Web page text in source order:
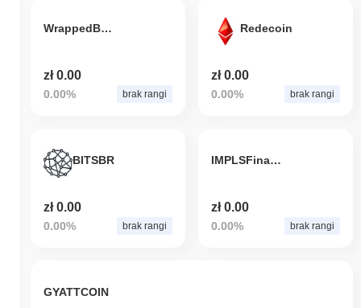
WrappedBONES
zł 0.00
0.00% brak rangi
Redecoin
zł 0.00
0.00% brak rangi
BITSBR
zł 0.00
0.00% brak rangi
IMPLSFinance
zł 0.00
0.00% brak rangi
GYATTCOIN